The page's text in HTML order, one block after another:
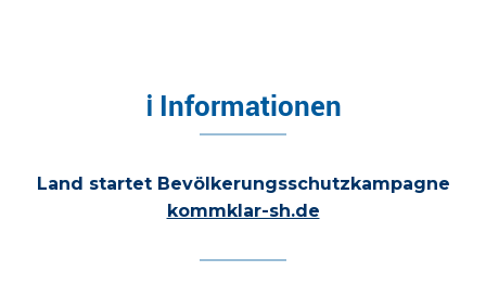
ℹ Informationen
Land startet Bevölkerungsschutzkampagne
kommklar-sh.de